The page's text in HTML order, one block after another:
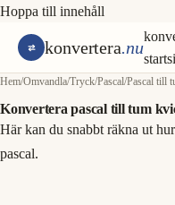
Hoppa till innehåll
konvertera.nu
Hem/Omvandla/Tryck/Pascal/Pascal till
Konvertera pascal till tum
Här kan du snabbt räkna ut
pascal.